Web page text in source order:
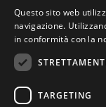
Accetto la Privacy
Questo sito web
navigazione.
in conformità con la
TARGETING